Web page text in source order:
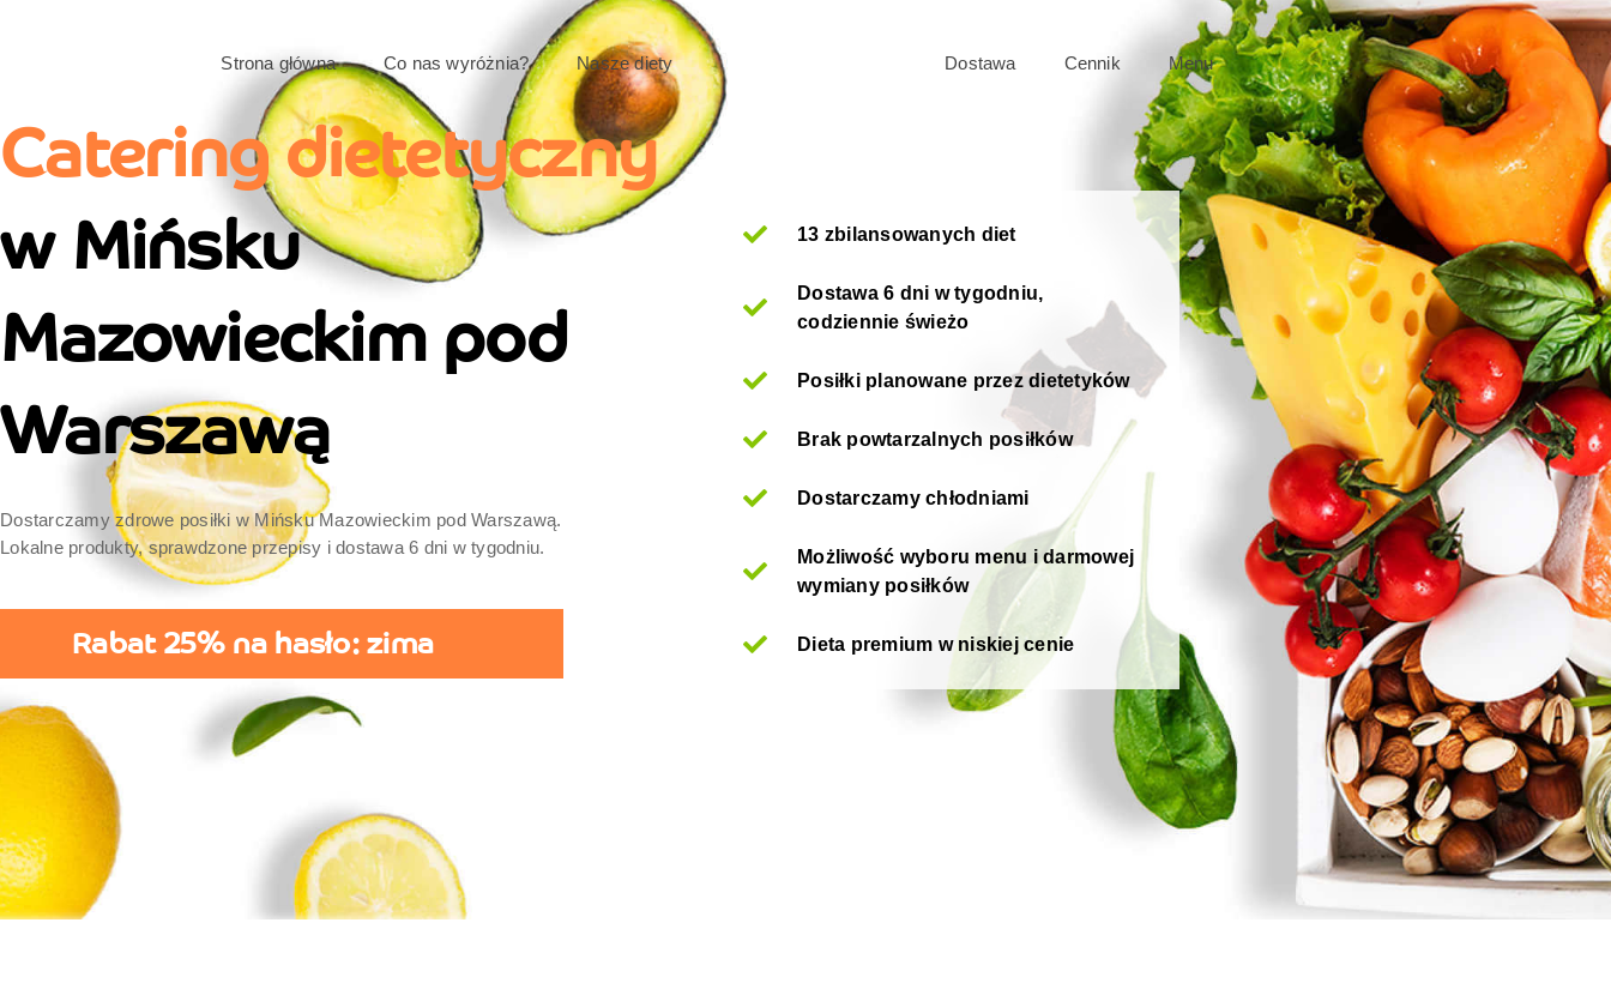
Strona główna Co nas wyróżnia? Nasze diety Dostawa Cennik Menu Zamów
Catering dietetyczny
w Mińsku
Mazowieckim pod
Warszawą
Dostarczamy zdrowe posiłki w Mińsku Mazowieckim pod Warszawą.
Lokalne produkty, sprawdzone przepisy i dostawa 6 dni w tygodniu.
Rabat 25% na hasło: zima
13 zbilansowanych diet
Dostawa 6 dni w tygodniu,
codziennie świeżo
Posiłki planowane przez dietetyków
Brak powtarzalnych posiłków
Dostarczamy chłodniami
Możliwość wyboru menu i darmowej
wymiany posiłków
Dieta premium w niskiej cenie
Teraz z kodem "Lato" 25% rabatu wszystkie diety! ZAMAWIAM